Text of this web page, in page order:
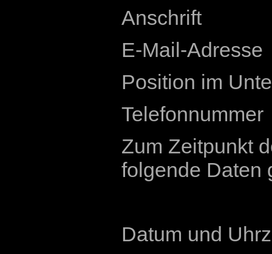
Anschrift
E-Mail-Adresse
Position im
Telefonnummer
Zum Zeitpunkt
folgende Daten
Datum und